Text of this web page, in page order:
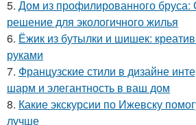
5. Дом из профилированного
решение для экологичного жилья
6. Ёжик из бутылки и шишек:
руками
7. Французские стили в дизайне
шарм и элегантность в ваш дом
8. Какие экскурсии по Ижевску
лучше